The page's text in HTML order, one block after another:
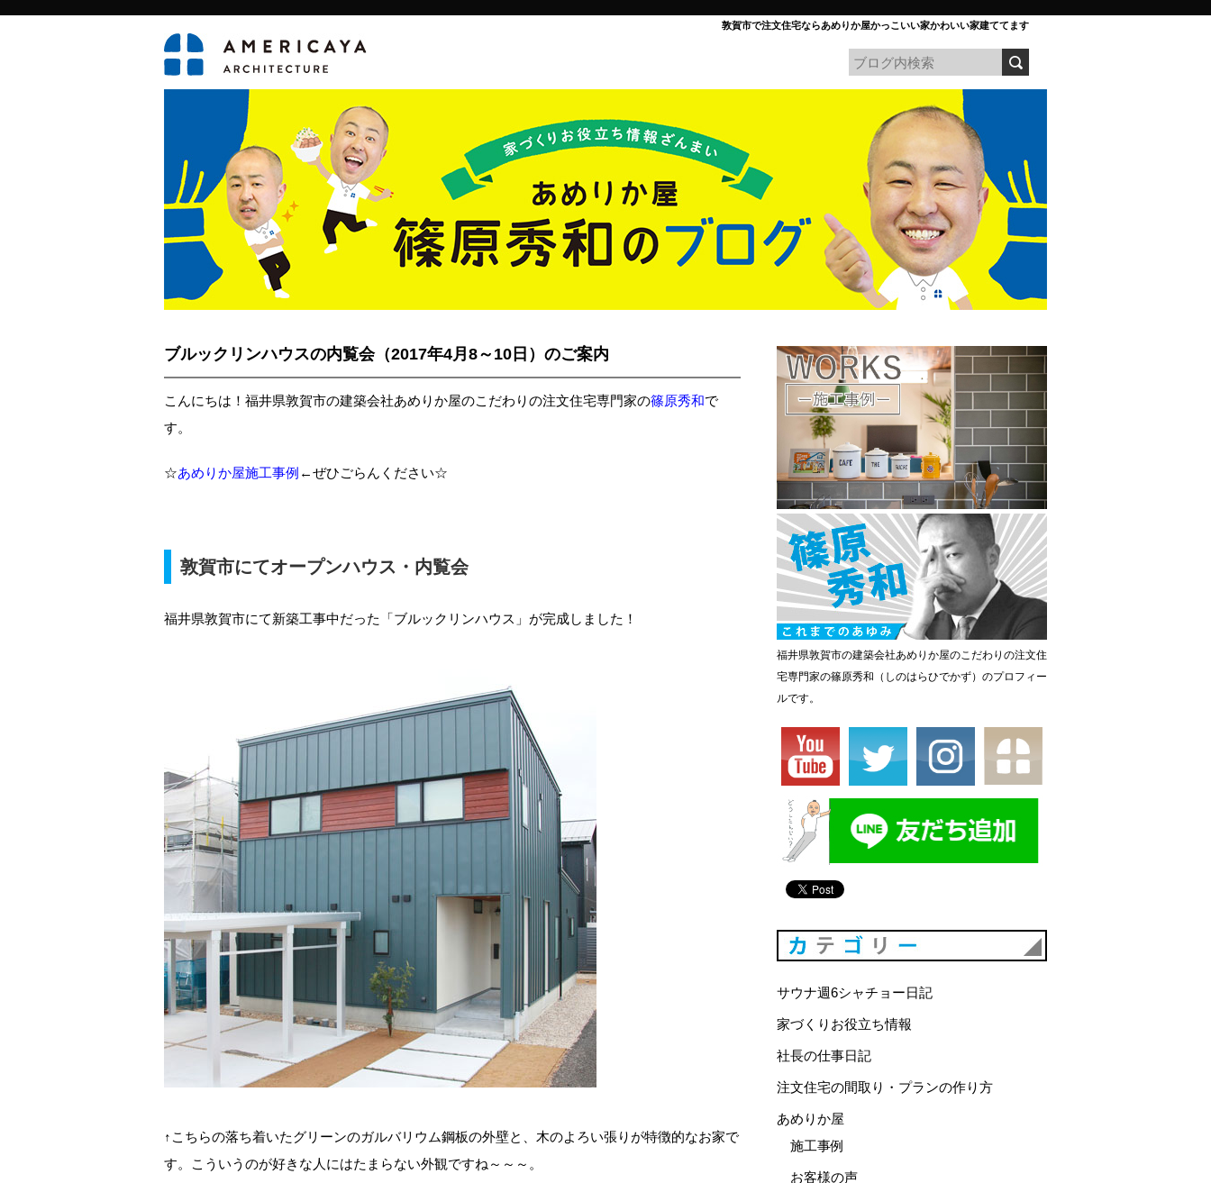
敦賀市で注文住宅ならあめりか屋かっこいい家かわいい家建ててます
ブルックリンハウスの内覧会（2017年4月8～10日）のご案内
こんにちは！福井県敦賀市の建築会社あめりか屋のこだわりの注文住宅専門家の篠原秀和で
す。
☆あめりか屋施工事例 ←ぜひごらんください☆
敦賀市にてオープンハウス・内覧会
福井県敦賀市にて新築工事中だった「ブルックリンハウス」が完成しました！
↑こちらの落ち着いたグリーンのガルバリウム鋼板の外壁と、木のよろい張りが特徴的なお家で
す。こういうのが好きな人にはたまらない外観ですね～～～。
福井県敦賀市の建築会社あめりか屋のこだわりの注文住
宅専門家の篠原秀和（しのはらひでかず）のプロフィー
ルです。
サウナ週6シャチョー日記
家づくりお役立ち情報
社長の仕事日記
注文住宅の間取り・プランの作り方
あめりか屋
施工事例
お客様の声